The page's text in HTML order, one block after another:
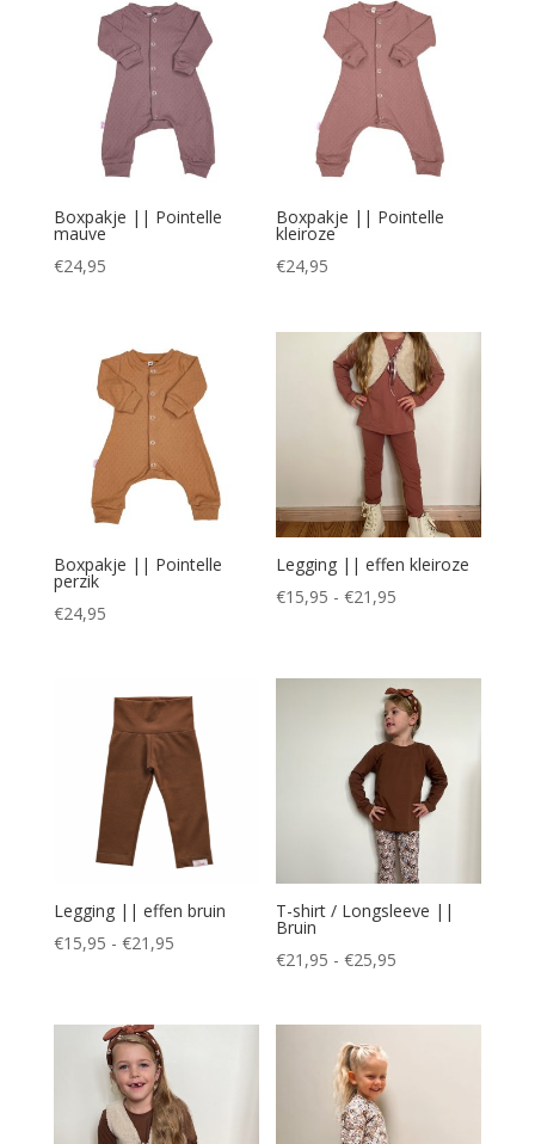
Boxpakje || Pointelle
mauve
€24,95
Boxpakje || Pointelle
kleiroze
€24,95
Boxpakje || Pointelle
perzik
€24,95
Legging || effen kleiroze
€15,95 - €21,95
€21,95
Legging || effen bruin
€15,95 - €21,95Prijsklasse:
T-shirt / Longsleeve ||
Bruin
€21,95 - €25,95
tot